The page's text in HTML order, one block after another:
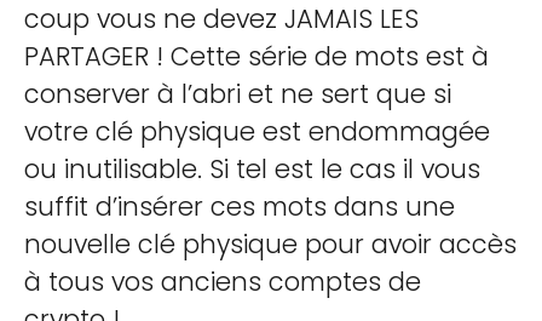
coup vous ne devez JAMAIS LES
PARTAGER ! Cette série de mots est à
conserver à l’abri et ne sert que si
votre clé physique est endommagée
ou inutilisable. Si tel est le cas il vous
suffit d’insérer ces mots dans une
nouvelle clé physique pour avoir accès
à tous vos anciens comptes de